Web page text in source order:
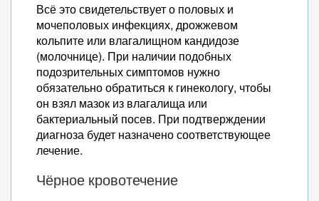
Всё это свидетельствует о половых и
мочеполовых инфекциях, дрожжевом
кольпите или влагалищном кандидозе
(молочнице). При наличии подобных
подозрительных симптомов нужно
обязательно обратиться к гинекологу, чтобы
он взял мазок из влагалища или
бактериальный посев. При подтверждении
диагноза будет назначено соответствующее
лечение.
Чёрное кровотечение